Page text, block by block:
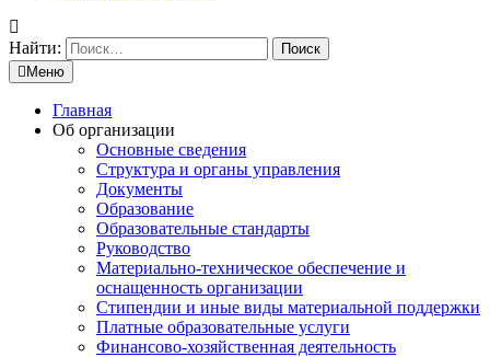
Найти:
Меню
Главная
Об организации
Основные сведения
Структура и органы управления
Документы
Образование
Образовательные стандарты
Руководство
Материально-техническое обеспечение и
оснащенность организации
Стипендии и иные виды материальной поддержки
Платные образовательные услуги
Финансово-хозяйственная деятельность